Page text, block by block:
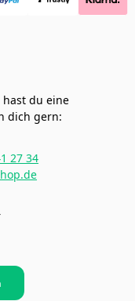
du eine
dich gern:
27 34